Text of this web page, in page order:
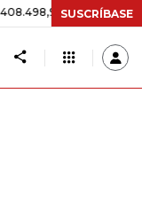
+$ 8.753,81 +2,19%
SUSCRÍBASE